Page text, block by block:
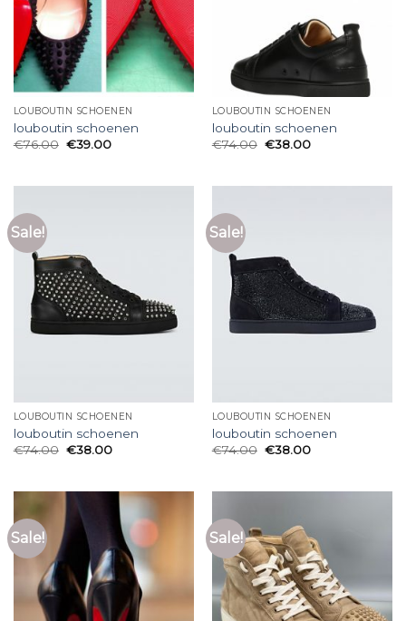
LOUBOUTIN SCHOENEN
louboutin schoenen
€76.00 €39.00
LOUBOUTIN SCHOENEN
louboutin schoenen
€74.00 €38.00
Sale!
LOUBOUTIN SCHOENEN
louboutin schoenen
€74.00 €38.00
Sale!
LOUBOUTIN SCHOENEN
louboutin schoenen
€74.00 €38.00
Sale! Sale!